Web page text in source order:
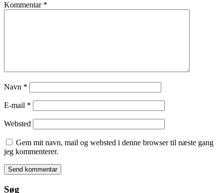
Kommentar *
Navn *
E-mail *
Websted
Gem mit navn, mail og websted i denne browser til næste gang
jeg kommenterer.
Søg